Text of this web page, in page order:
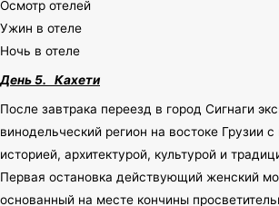
Осмотр отелей
Ужин в отеле
Ночь в отеле
День 5. Кахети
После завтрака переезд в город Сигнаги
винодельческий регион на востоке Грузии с
историей, архитектурой, культурой и
Первая остановка действующий женский
основанный на месте кончины